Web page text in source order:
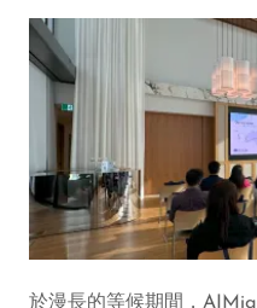
於漫長的等候期間，